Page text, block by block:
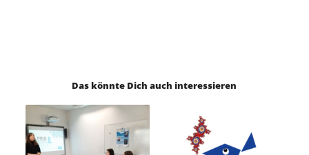
Das könnte Dich auch interessieren